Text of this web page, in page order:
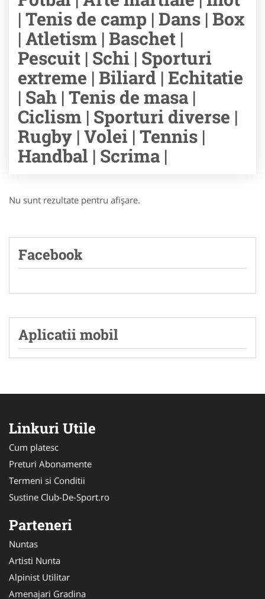
| Tenis de camp | Dans | Box
| Atletism | Baschet |
Pescuit | Schi | Sporturi
extreme | Biliard | Echitatie
| Sah | Tenis de masa |
Ciclism | Sporturi diverse |
Rugby | Volei | Tennis |
Handbal | Scrima |
Nu sunt rezultate pentru afişare.
Facebook
Aplicatii mobil
Linkuri Utile
Cum platesc
Preturi Abonamente
Termeni si Conditii
Sustine Club-De-Sport.ro
Parteneri
Nuntas
Artisti Nunta
Alpinist Utilitar
Amenajari Gradina